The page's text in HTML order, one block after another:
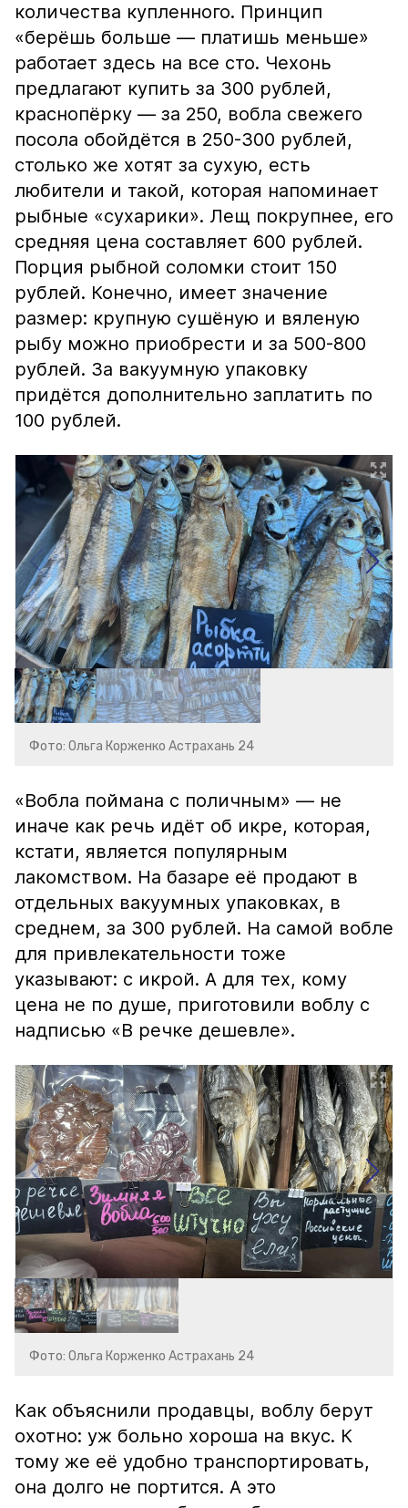
количества купленного. Принцип
«берёшь больше — платишь меньше»
работает здесь на все сто. Чехонь
предлагают купить за 300 рублей,
краснопёрку — за 250, вобла свежего
посола обойдётся в 250-300 рублей,
столько же хотят за сухую, есть
любители и такой, которая напоминает
рыбные «сухарики». Лещ покрупнее, его
средняя цена составляет 600 рублей.
Порция рыбной соломки стоит 150
рублей. Конечно, имеет значение
размер: крупную сушёную и вяленую
рыбу можно приобрести и за 500-800
рублей. За вакуумную упаковку
придётся дополнительно заплатить по
100 рублей.
Фото: Ольга Корженко Астрахань 24
«Вобла поймана с поличным» — не
иначе как речь идёт об икре, которая,
кстати, является популярным
лакомством. На базаре её продают в
отдельных вакуумных упаковках, в
среднем, за 300 рублей. На самой вобле
для привлекательности тоже
указывают: с икрой. А для тех, кому
цена не по душе, приготовили воблу с
надписью «В речке дешевле».
Фото: Ольга Корженко Астрахань 24
Как объяснили продавцы, воблу берут
охотно: уж больно хороша на вкус. К
тому же её удобно транспортировать,
она долго не портится. А это